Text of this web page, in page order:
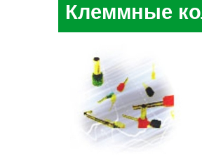
Клеммные